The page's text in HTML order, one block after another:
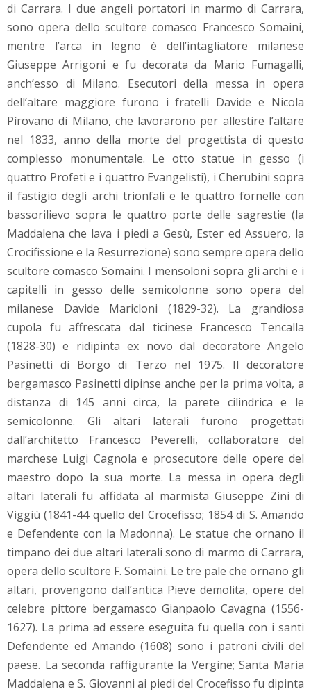
di Carrara. I due angeli portatori in marmo di Carrara,
sono opera dello scultore comasco Francesco Somaini,
mentre l’arca in legno è dell’intagliatore milanese
Giuseppe Arrigoni e fu decorata da Mario Fumagalli,
anch’esso di Milano. Esecutori della messa in opera
dell’altare maggiore furono i fratelli Davide e Nicola
Pìrovano di Milano, che lavorarono per allestire l’altare
nel 1833, anno della morte del progettista di questo
complesso monumentale. Le otto statue in gesso (i
quattro Profeti e i quattro Evangelisti), i Cherubini sopra
il fastigio degli archi trionfali e le quattro fornelle con
bassorilievo sopra le quattro porte delle sagrestie (la
Maddalena che lava i piedi a Gesù, Ester ed Assuero, la
Crocifissione e la Resurrezione) sono sempre opera dello
scultore comasco Somaini. I mensoloni sopra gli archi e i
capitelli in gesso delle semicolonne sono opera del
milanese Davide Maricloni (1829-32). La grandiosa
cupola fu affrescata dal ticinese Francesco Tencalla
(1828-30) e ridipinta ex novo dal decoratore Angelo
Pasinetti di Borgo di Terzo nel 1975. Il decoratore
bergamasco Pasinetti dipinse anche per la prima volta, a
distanza di 145 anni circa, la parete cilindrica e le
semicolonne. Gli altari laterali furono progettati
dall’architetto Francesco Peverelli, collaboratore del
marchese Luigi Cagnola e prosecutore delle opere del
maestro dopo la sua morte. La messa in opera degli
altari laterali fu affidata al marmista Giuseppe Zini di
Viggiù (1841-44 quello del Crocefisso; 1854 di S. Amando
e Defendente con la Madonna). Le statue che ornano il
timpano dei due altari laterali sono di marmo di Carrara,
opera dello scultore F. Somaini. Le tre pale che ornano gli
altari, provengono dall’antica Pieve demolita, opere del
celebre pittore bergamasco Gianpaolo Cavagna (1556-
1627). La prima ad essere eseguita fu quella con i santi
Defendente ed Amando (1608) sono i patroni civili del
paese. La seconda raffigurante la Vergine; Santa Maria
Maddalena e S. Giovanni ai piedi del Crocefisso fu dipinta